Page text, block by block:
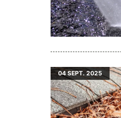
04 SEPT. 2025